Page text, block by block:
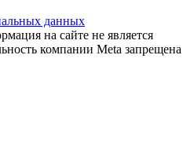
данных
на сайте не является
компании Meta запрещена